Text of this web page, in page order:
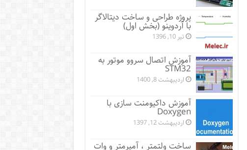
پروژه طراحی و ساخت دیتالاگر
با آردوینو (بخش اول)
تیر 10, 1396
آموزش اتصال سروو موتور به
STM32
اردیبهشت 8, 1400
آموزش داکیومنت سازی با
Doxygen
اردیبهشت 12, 1397
ساخت ولتمتر ، آمپرمتر و وات